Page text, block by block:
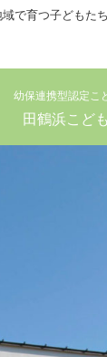
で育つ子どもた
幼保連携型認定こ
田鶴浜こど